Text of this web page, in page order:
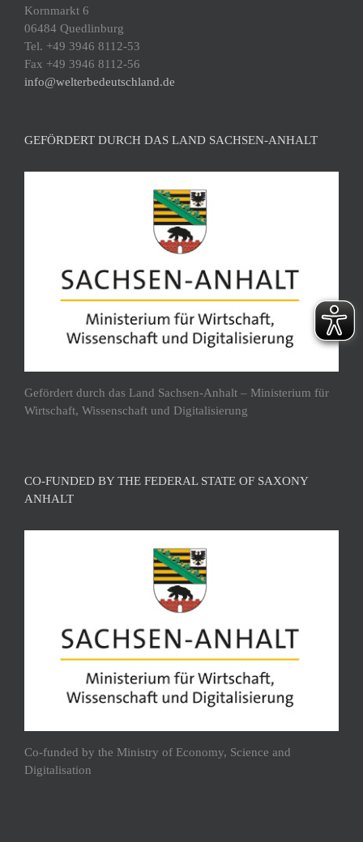
Kornmarkt 6
06484 Quedlinburg
Tel. +49 3946 8112-53
Fax +49 3946 8112-56
info@welterbedeutschland.de
GEFÖRDERT DURCH DAS LAND SACHSEN-ANHALT
Gefördert durch das Land Sachsen-Anhalt – Ministerium für
Wirtschaft, Wissenschaft und Digitalisierung
CO-FUNDED BY THE FEDERAL STATE OF SAXONY
ANHALT
Co-funded by the Ministry of Economy, Science and
Digitalisation